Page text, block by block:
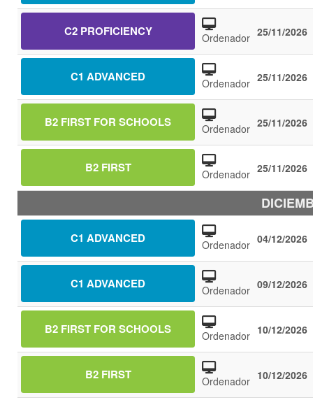
C2 PROFICIENCY Ordenador 25/11/2026
C1 ADVANCED Ordenador 25/11/2026
B2 FIRST FOR SCHOOLS Ordenador 25/11/2026
B2 FIRST Ordenador 25/11/2026
C1 ADVANCED Ordenador 04/12/2026
C1 ADVANCED Ordenador 09/12/2026
B2 FIRST FOR SCHOOLS Ordenador 10/12/2026
B2 FIRST Ordenador 10/12/2026